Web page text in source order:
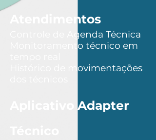
Atendimentos
Controle de Agenda Técnica
Monitoramento técnico em
Histórico de movimentações
Aplicativo Adapter